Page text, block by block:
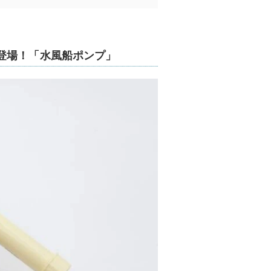
！「水風船ポンプ」